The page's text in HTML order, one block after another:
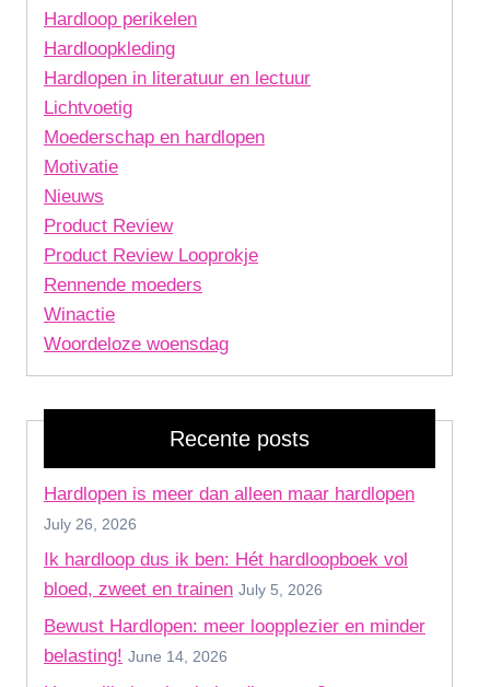
Hardloop perikelen
Hardloopkleding
Hardlopen in literatuur en lectuur
Lichtvoetig
Moederschap en hardlopen
Motivatie
Nieuws
Product Review
Product Review Looprokje
Rennende moeders
Winactie
Woordeloze woensdag
Recente posts
Hardlopen is meer dan alleen maar hardlopen
July 26, 2026
Ik hardloop dus ik ben: Hét hardloopboek vol
bloed, zweet en trainen July 5, 2026
Bewust Hardlopen: meer loopplezier en minder
belasting! June 14, 2026